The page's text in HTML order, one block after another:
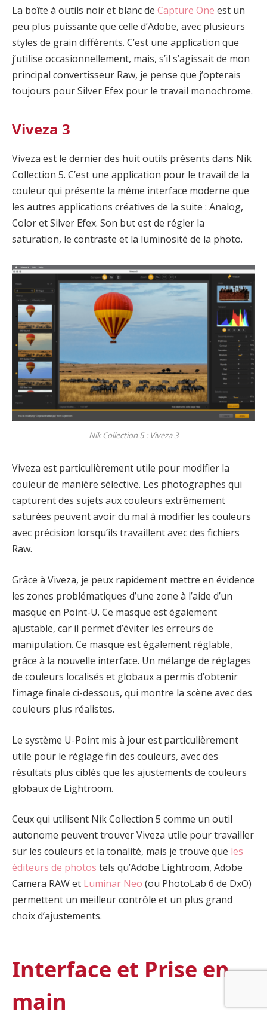
La boîte à outils noir et blanc de Capture One est un
peu plus puissante que celle d’Adobe, avec plusieurs
styles de grain différents. C’est une application que
j’utilise occasionnellement, mais, s’il s’agissait de mon
principal convertisseur Raw, je pense que j’opterais
toujours pour Silver Efex pour le travail monochrome.
Viveza 3
Viveza est le dernier des huit outils présents dans Nik
Collection 5. C’est une application pour le travail de la
couleur qui présente la même interface moderne que
les autres applications créatives de la suite : Analog,
Color et Silver Efex. Son but est de régler la
saturation, le contraste et la luminosité de la photo.
Nik Collection 5 :Viveza 3
Viveza est particulièrement utile pour modifier la
couleur de manière sélective. Les photographes qui
capturent des sujets aux couleurs extrêmement
saturées peuvent avoir du mal à modifier les couleurs
avec précision lorsqu’ils travaillent avec des fichiers
Raw.
Grâce à Viveza, je peux rapidement mettre en évidence
les zones problématiques d’une zone à l’aide d’un
masque en Point-U. Ce masque est également
ajustable, car il permet d’éviter les erreurs de
manipulation. Ce masque est également réglable,
grâce à la nouvelle interface. Un mélange de réglages
de couleurs localisés et globaux a permis d’obtenir
l’image finale ci-dessous, qui montre la scène avec des
couleurs plus réalistes.
Le système U-Point mis à jour est particulièrement
utile pour le réglage fin des couleurs, avec des
résultats plus ciblés que les ajustements de couleurs
globaux de Lightroom.
Ceux qui utilisent Nik Collection 5 comme un outil
autonome peuvent trouver Viveza utile pour travailler
sur les couleurs et la tonalité, mais je trouve que les
éditeurs de photos tels qu’Adobe Lightroom, Adobe
Camera RAW et Luminar Neo (ou PhotoLab 6 de DxO)
permettent un meilleur contrôle et un plus grand
choix d’ajustements.
Interface et Prise en
main